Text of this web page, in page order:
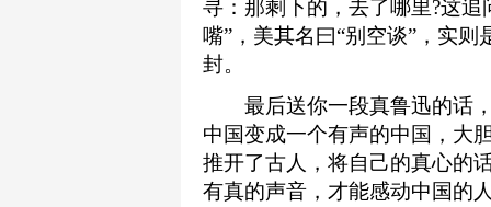
寻：那剩下的，去了哪里?这
嘴”，美其名曰“别空谈”，实
封。
最后送你一段真鲁迅的话，
中国变成一个有声的中国，大
推开了古人，将自己的真心
有真的声音，才能感动中国的